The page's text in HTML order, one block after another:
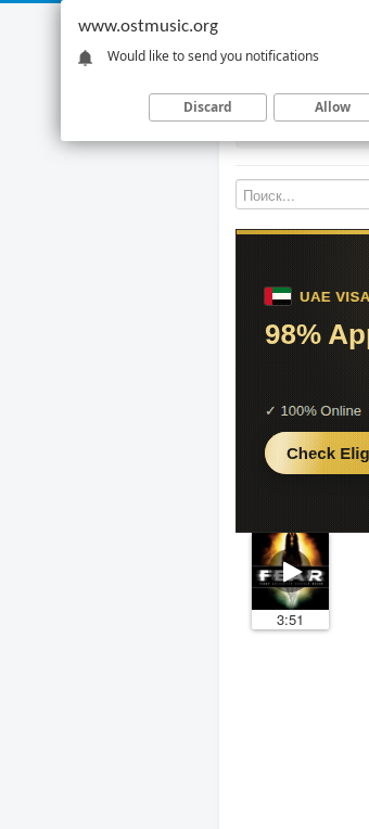
3:51
www.ostmusic.org
Would like to send you notifications
Discard Allow